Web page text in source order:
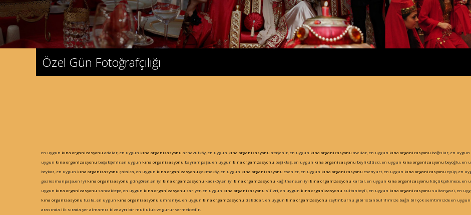
Özel Gün Fotoğrafçılığı
en uygun kına organizasyonu adalar, en uygun kına organizasyonu arnavutköy, en uygun kına organizasyonu ataşehir, en uygun kına organizasyonu avcılar, en uygun kına organizasyonu bağcılar, en uygun
uygun kına organizasyonu başakşehir,en uygun kına organizasyonu bayrampaşa, en uygun kına organizasyonu beşiktaş, en uygun kına organizasyonu beylikdüzü, en uygun kına organizasyonu beyoğlu, en
beykoz, en uygun kına organizasyonu çatalca, en uygun kına organizasyonu çekmeköy, en uygun kına organizasyonu esenler, en uygun kına organizasyonu esenyurt, en uygun kına organizasyonu eyüp, en
gaziosmanpaşa,en iyi kına organizasyonu güngören,en iyi kına organizasyonu kadıköy,en iyi kına organizasyonu kağıthane,en iyi kına organizasyonu kartal, en uygun kına organizasyonu küçükçekmece, en
uygun kına organizasyonu sancaktepe, en uygun kına organizasyonu sarıyer, en uygun kına organizasyonu silivri, en uygun kına organizasyonu sultanbeyli, en uygun kına organizasyonu sultangazi, en
kına organizasyonu tuzla, en uygun kına organizasyonu ümraniye, en uygun kına organizasyonu üsküdar, en uygun kına organizasyonu zeytinburnu gibi istanbul ilimize bağlı bir çok semtimizde en uygun
arasında ilk sırada yer almamız bize ayrı bir mutluluk ve gurur vermektedir.